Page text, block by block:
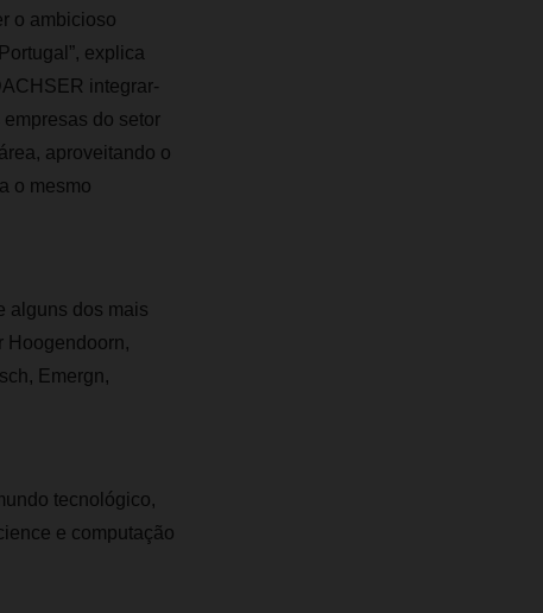
o ambicioso
explica
integrar-
do setor
aproveitando o
o mesmo
alguns dos mais
Hoogendoorn,
Emergn,
tecnológico,
e computação